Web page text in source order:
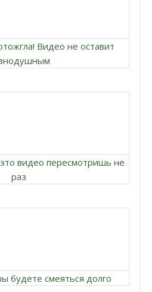
Видео не оставит
видео пересмотришь не
раз
будете смеяться долго